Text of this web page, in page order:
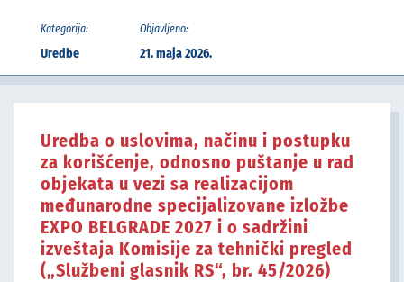
Kategorija:
Uredbe
Objavljeno:
21. maja 2026.
Uredba o uslovima, načinu i postupku
za korišćenje, odnosno puštanje u rad
objekata u vezi sa realizacijom
međunarodne specijalizovane izložbe
EXPO BELGRADE 2027 i o sadržini
izveštaja Komisije za tehnički pregled
(„Službeni glasnik RS“, br. 45/2026)